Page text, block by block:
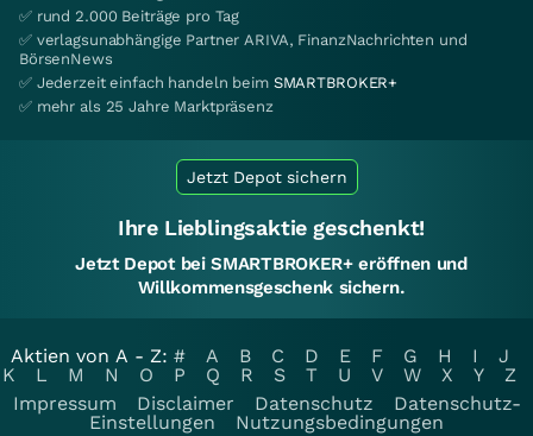
✅ rund 2.000 Beiträge pro Tag
✅ verlagsunabhängige Partner ARIVA, FinanzNachrichten und
BörsenNews
✅ Jederzeit einfach handeln beim SMARTBROKER+
✅ mehr als 25 Jahre Marktpräsenz
Jetzt Depot sichern
Ihre Lieblingsaktie geschenkt!
Jetzt Depot bei SMARTBROKER+ eröffnen und
Willkommensgeschenk sichern.
Aktien von A - Z: # A B C D E F G H I
J
K
L M N O P Q R S T U V W X Y
Z
Impressum
Disclaimer Datenschutz
Datenschutz-
Einstellungen
Nutzungsbedingungen